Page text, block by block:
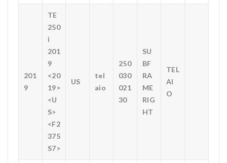
201
9
TE
250
i
201
9
<20
19>
<U
S>
<F2
375
S7>
US
tel
aio
250
030
021
30
SU
BF
RA
ME
RIG
HT
TEL
AI
O